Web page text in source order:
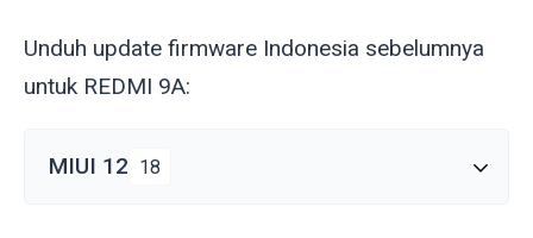
Unduh update firmware Indonesia sebelumnya
untuk REDMI 9A:
MIUI 12 18